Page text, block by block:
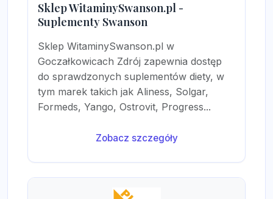
Sklep WitaminySwanson.pl -
Suplementy Swanson
Sklep WitaminySwanson.pl w
Goczałkowicach Zdrój zapewnia dostęp
do sprawdzonych suplementów diety, w
tym marek takich jak Aliness, Solgar,
Formeds, Yango, Ostrovit, Progress...
Zobacz szczegóły